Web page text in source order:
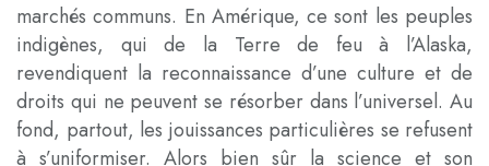
marchés communs. En Amérique, ce sont les peuples
indigènes, qui de la Terre de feu à l’Alaska,
revendiquent la reconnaissance d’une culture et de
droits qui ne peuvent se résorber dans l’universel. Au
fond, partout, les jouissances particulières se refusent
à s’uniformiser. Alors bien sûr la science et son